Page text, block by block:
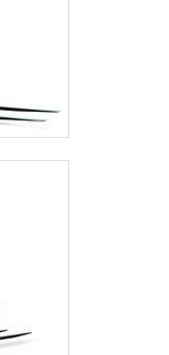
é
em
São
como
a
a
é uma
faz,